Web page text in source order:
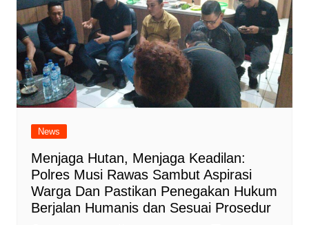
News
Menjaga Hutan, Menjaga Keadilan:
Polres Musi Rawas Sambut Aspirasi
Warga Dan Pastikan Penegakan Hukum
Berjalan Humanis dan Sesuai Prosedur